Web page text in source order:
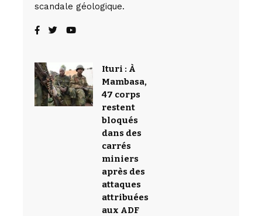
scandale géologique.
Ituri : À
Mambasa,
47 corps
restent
bloqués
dans des
carrés
miniers
après des
attaques
attribuées
aux ADF